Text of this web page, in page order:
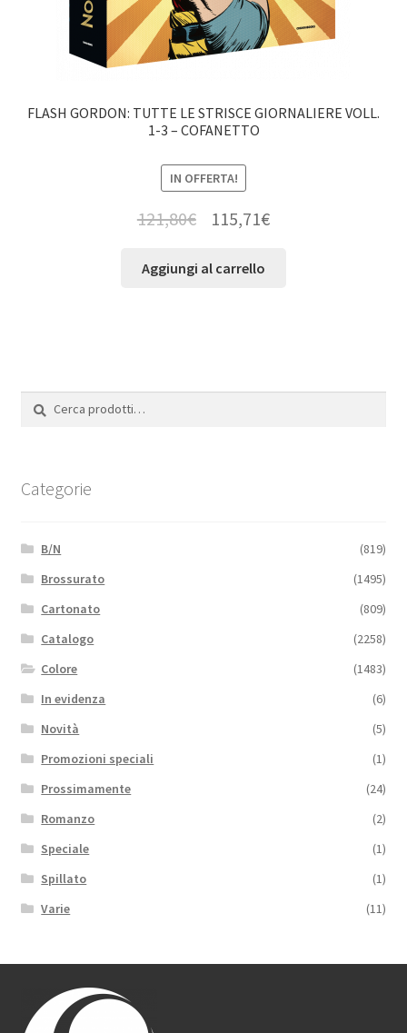
FLASH GORDON: TUTTE LE STRISCE GIORNALIERE VOLL.
1-3 – COFANETTO
IN OFFERTA!
121,80€ 115,71€
Aggiungi al carrello
Cerca:
Cerca
Categorie
B/N
(819)
Brossurato
(1495)
Cartonato
(809)
Catalogo
(2258)
Colore
(1483)
In evidenza
(6)
Novità
(5)
Promozioni speciali
(1)
Prossimamente
(24)
Romanzo
(2)
Speciale
(1)
Spillato
(1)
Varie
(11)